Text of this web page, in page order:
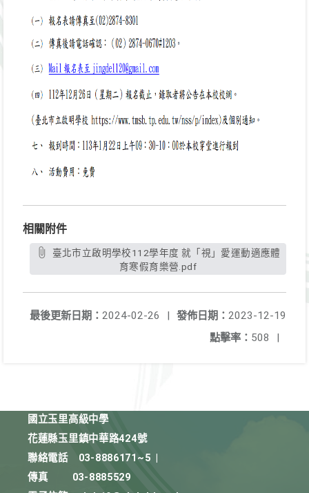
相關附件
育寒假育樂營.pdf
發佈日期： 2023-12-19
最後更新日期： 2024-02-26
|
點擊率： 508 |
國立玉里高級中學
花蓮縣玉里鎮中華路424號
聯絡電話
03-8886171~5
傳真
03-8885529